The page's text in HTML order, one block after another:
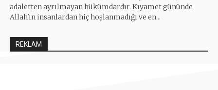
adaletten ayrılmayan hükümdardır. Kıyamet gününde
Allah'ın insanlardan hiç hoşlanmadığı ve en...
REKLAM